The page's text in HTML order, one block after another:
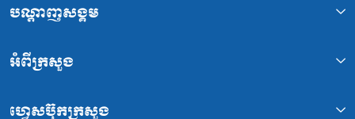
បណ្ដាញសង្គម
អំពីក្រសួង
ហ្វេសប៊ុកក្រសួង